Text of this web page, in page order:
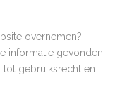
overnemen?
informatie gevonden
tot gebruiksrecht en